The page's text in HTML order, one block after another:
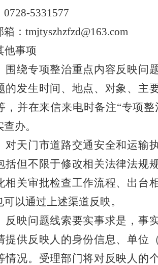
5331577
tmjtyszhzfzd@163.com
他事项
绕专项整治重点内容反映问
的发生时间、地点、对象、主
，并在来信来电时备注“专项整
办。
天门市道路交通安全和运输
括但不限于修改相关法律法规
相关审批检查工作流程、出台
以通过上述渠道反映。
映问题线索要实事求是，事
提供反映人的身份信息、单位
情况。受理部门将对反映人的